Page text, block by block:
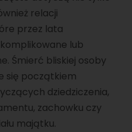
relacji
przez lata
lub
Śmierć bliskiej osoby
się początkiem
dziedziczenia,
zachowku czy
majątku.